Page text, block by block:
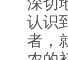
认识
者，